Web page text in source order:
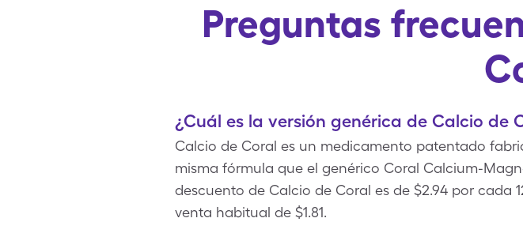
Preguntas
¿Cuál es la versión genérica de Calcio de
Calcio de Coral es un medicamento patentado
misma fórmula que el genérico Coral Calcium-
descuento de Calcio de Coral es de $2.94 por cada
venta habitual de $1.81.